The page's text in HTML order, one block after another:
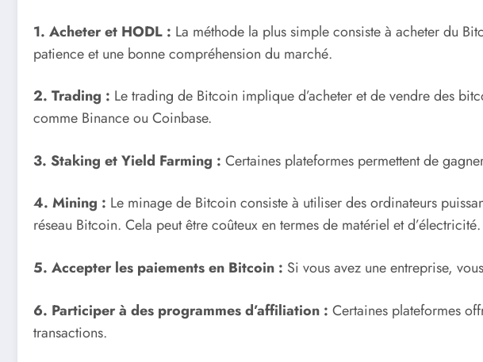
1. Acheter et HODL : La méthode la plus simple consiste à acheter du
patience et une bonne compréhension du marché.
2. Trading : Le trading de Bitcoin implique d’acheter et de vendre des
comme Binance ou Coinbase.
3. Staking et Yield Farming : Certaines plateformes permettent de
4. Mining : Le minage de Bitcoin consiste à utiliser des ordinateurs
réseau Bitcoin. Cela peut être coûteux en termes de matériel et d’électricité.
5. Accepter les paiements en Bitcoin : Si vous avez une entreprise,
6. Participer à des programmes d’affiliation : Certaines plateformes
transactions.